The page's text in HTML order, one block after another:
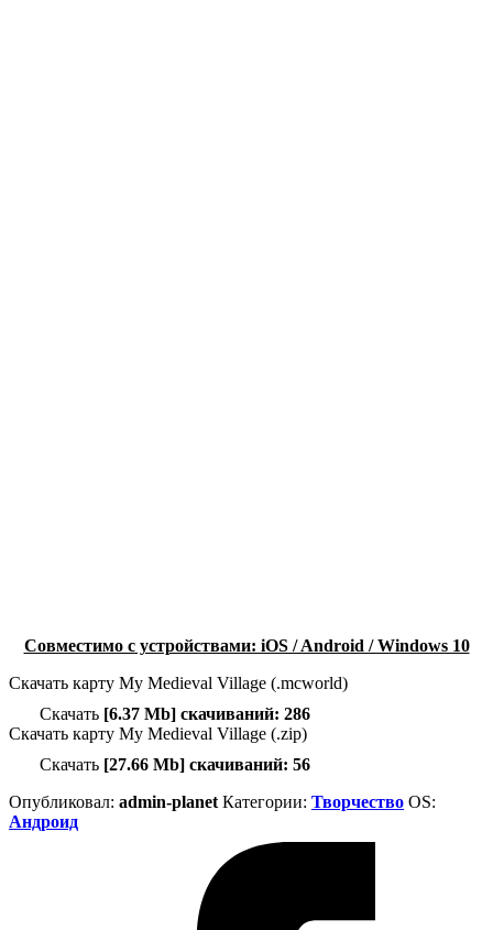
Совместимо с устройствами: iOS / Android / Windows 10
Скачать карту My Medieval Village (.mcworld)
Скачать [6.37 Mb] скачиваний: 286
Скачать карту My Medieval Village (.zip)
Скачать [27.66 Mb] скачиваний: 56
Опубликовал: admin-planet Категории: Творчество ОS:
Андроид